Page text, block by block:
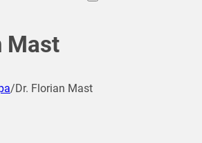
Mast
/Dr. Florian Mast